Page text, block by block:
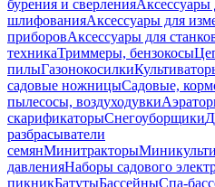
бурения и сверленияАксессуары
шлифованияАксессуары для
приборовАксессуары для
техникаТриммеры, бензокосы
пилыГазонокосилки
садовые ножницыСадовые,
пылесосы, воздуходувки
скарификаторыСнегоуборщики
разбрасыватели
семянМинитракторы
давленияНаборы садового
пикникБатутыБассейныСпа-